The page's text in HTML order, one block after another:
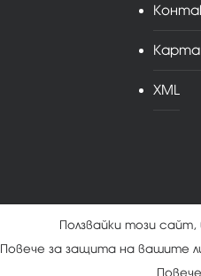
XML
Ползвайки този
Повече за защита на вашите